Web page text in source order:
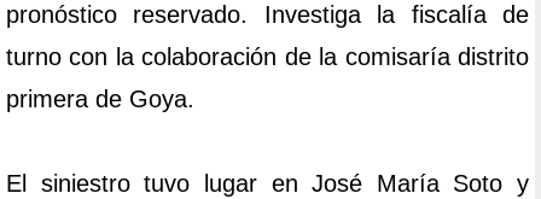
pronóstico reservado. Investiga la fiscalía de
turno con la colaboración de la comisaría distrito
primera de Goya.
El siniestro tuvo lugar en José María Soto y